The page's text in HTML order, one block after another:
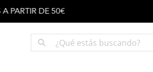
PARTIR DE 50€